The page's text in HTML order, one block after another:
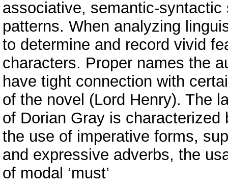
associative, semantic-
patterns. When analyzing
to determine and record vivid
characters. Proper names the
have tight connection with
of the novel (Lord Henry). The
of Dorian Gray is
the use of imperative forms,
and expressive adverbs, the
of modal ‘must’